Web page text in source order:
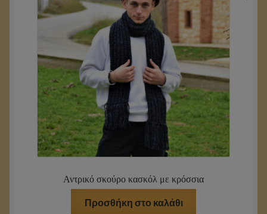
Αντρικό σκούρο κασκόλ με κρόσσια
Προσθήκη στο καλάθι